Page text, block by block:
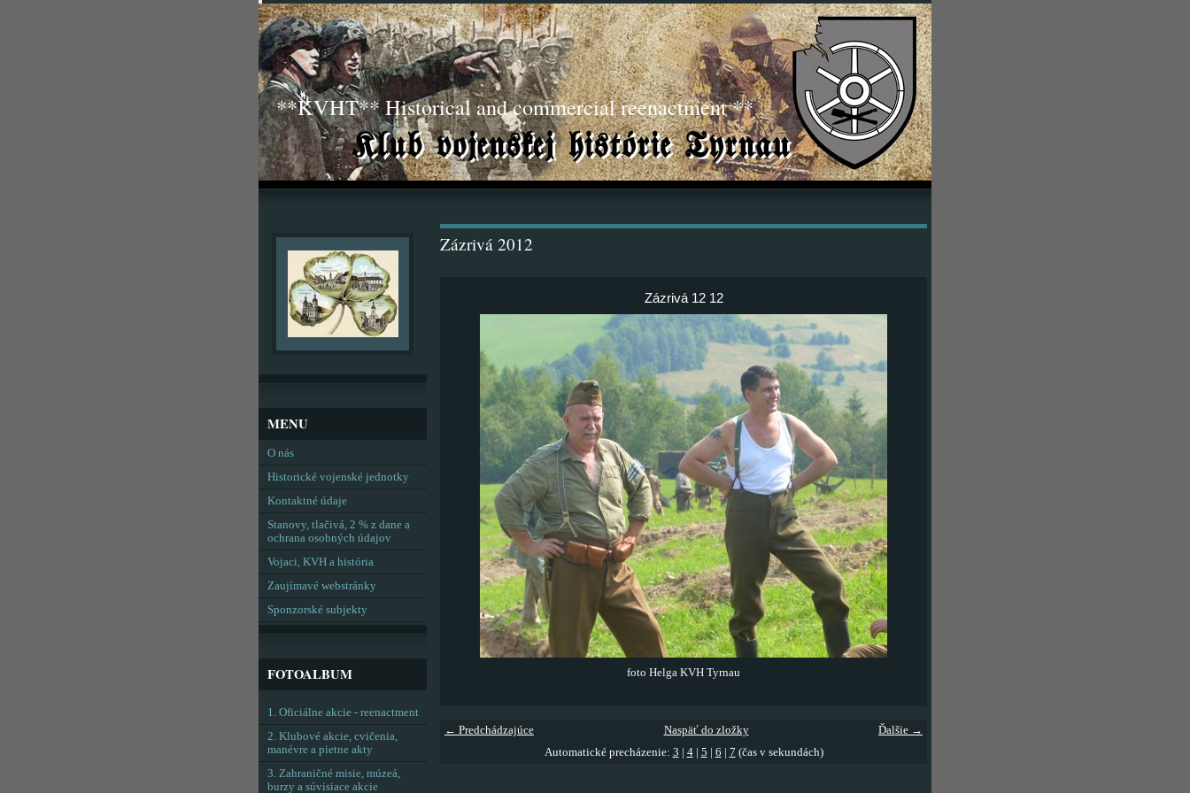
**KVHT** Historical and commercial reenactment **
Zázrivá 2012
Zázrivá 12 12
foto Helga KVH Tyrnau
← Predchádzajúce Ďalšie →
Naspäť do zložky
Automatické precházenie: 3 4| 5 6 7 (čas v sekundách)
MENU
O nás
Historické vojenské jednotky
Kontaktné údaje
Stanovy, tlačivá, 2 % z dane a
ochrana osobných údajov
Vojaci, KVH a história
Zaujímavé webstránky
Sponzorské subjekty
FOTOALBUM
1. Oficiálne akcie - reenactment
2. Klubové akcie, cvičenia,
manévre a pietne akty
3. Zahraničné misie, múzeá,
burzy a súvisiace akcie